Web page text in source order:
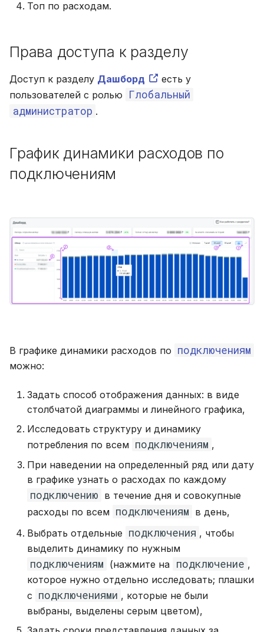
п
и
с
а
состояния Cloudmaster и его
Кластер Kubernetes (On-
Бюджетирование
Актуальность данных
Читайте также
Глоссарий
Роли FinOps
Топ по расходам.
Права доступа к разделу
Доступ к разделу Дашборд
есть у
пользователей с ролью
Глобальный
администратор .
График динамики расходов по
подключениям
В графике динамики расходов по подключениям
можно:
Задать способ отображения данных: в виде
столбчатой диаграммы и линейного графика,
Исследовать структуру и динамику
потребления по всем подключениям ,
При наведении на определенный ряд или дату
в графике узнать о расходах по каждому
подключению в течение дня и совокупные
расходы по всем подключениям в день,
Выбрать отдельные подключения , чтобы
выделить динамику по нужным
подключениям (нажмите на подключение ,
которое нужно отдельно исследовать; плашки
с подключениями , которые не были
выбраны, выделены серым цветом),